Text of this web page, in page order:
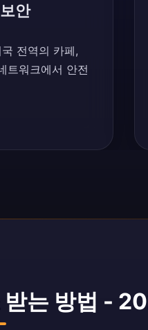
안
전역의 카페,
트워크에서 안전
받는 방법 -